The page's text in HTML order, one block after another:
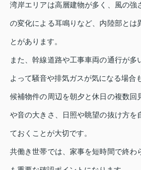
湾岸エリアは高層建物が多く、風の強
の変化による耳鳴りなど、内陸部とは
とがあります。
また、幹線道路や工事車両の通行が多
よって騒音や排気ガスが気になる場合
候補物件の周辺を朝夕と休日の複数回
や音の大きさ、日照や眺望の抜け方を
ておくことが大切です。
共働き世帯では、家事を短時間で終わ